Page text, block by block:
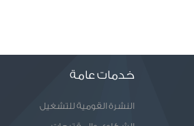
خدمات عامة
النشرة القومية للتشغيل